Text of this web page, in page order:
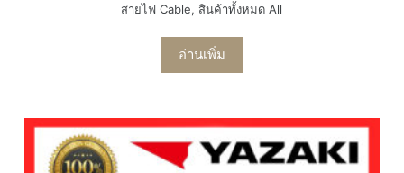
สายไฟ Cable, สินค้าทั้งหมด All
อ่านเพิ่ม